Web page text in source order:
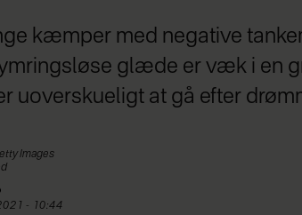
kæmper med negative
glæde er væk i en
uoverskueligt at gå efter
Images
2021 - 10:44